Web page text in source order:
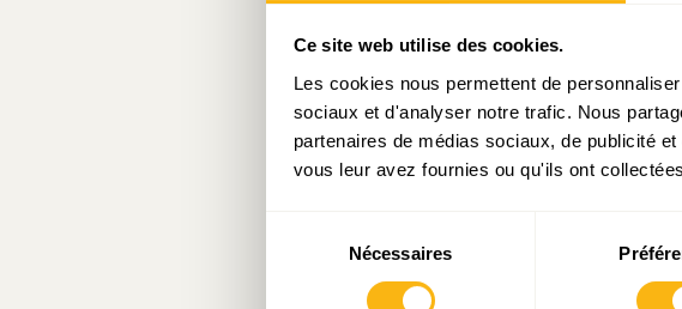
Ce site web utilise des cookies.
Les cookies nous permettent de
sociaux et d'analyser notre trafic. Nous
partenaires de médias sociaux, de publicité
vous leur avez fournies ou qu'ils ont
consentement
Nécessaires
levées de boucliers
(organisations syndicales,
tendent d’ailleurs à
Cette impression
nouvelle contribution de
sur des assiettes fiscales